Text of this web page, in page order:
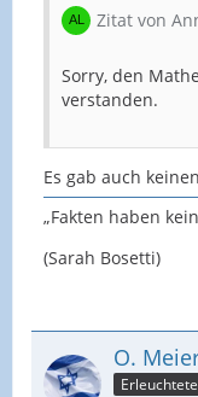
Zitat von
Sorry, den
verstanden.
Es gab auch
„Fakten haben
(Sarah Bosetti)
O.